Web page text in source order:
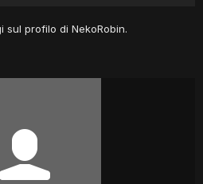
sul profilo di NekoRobin.